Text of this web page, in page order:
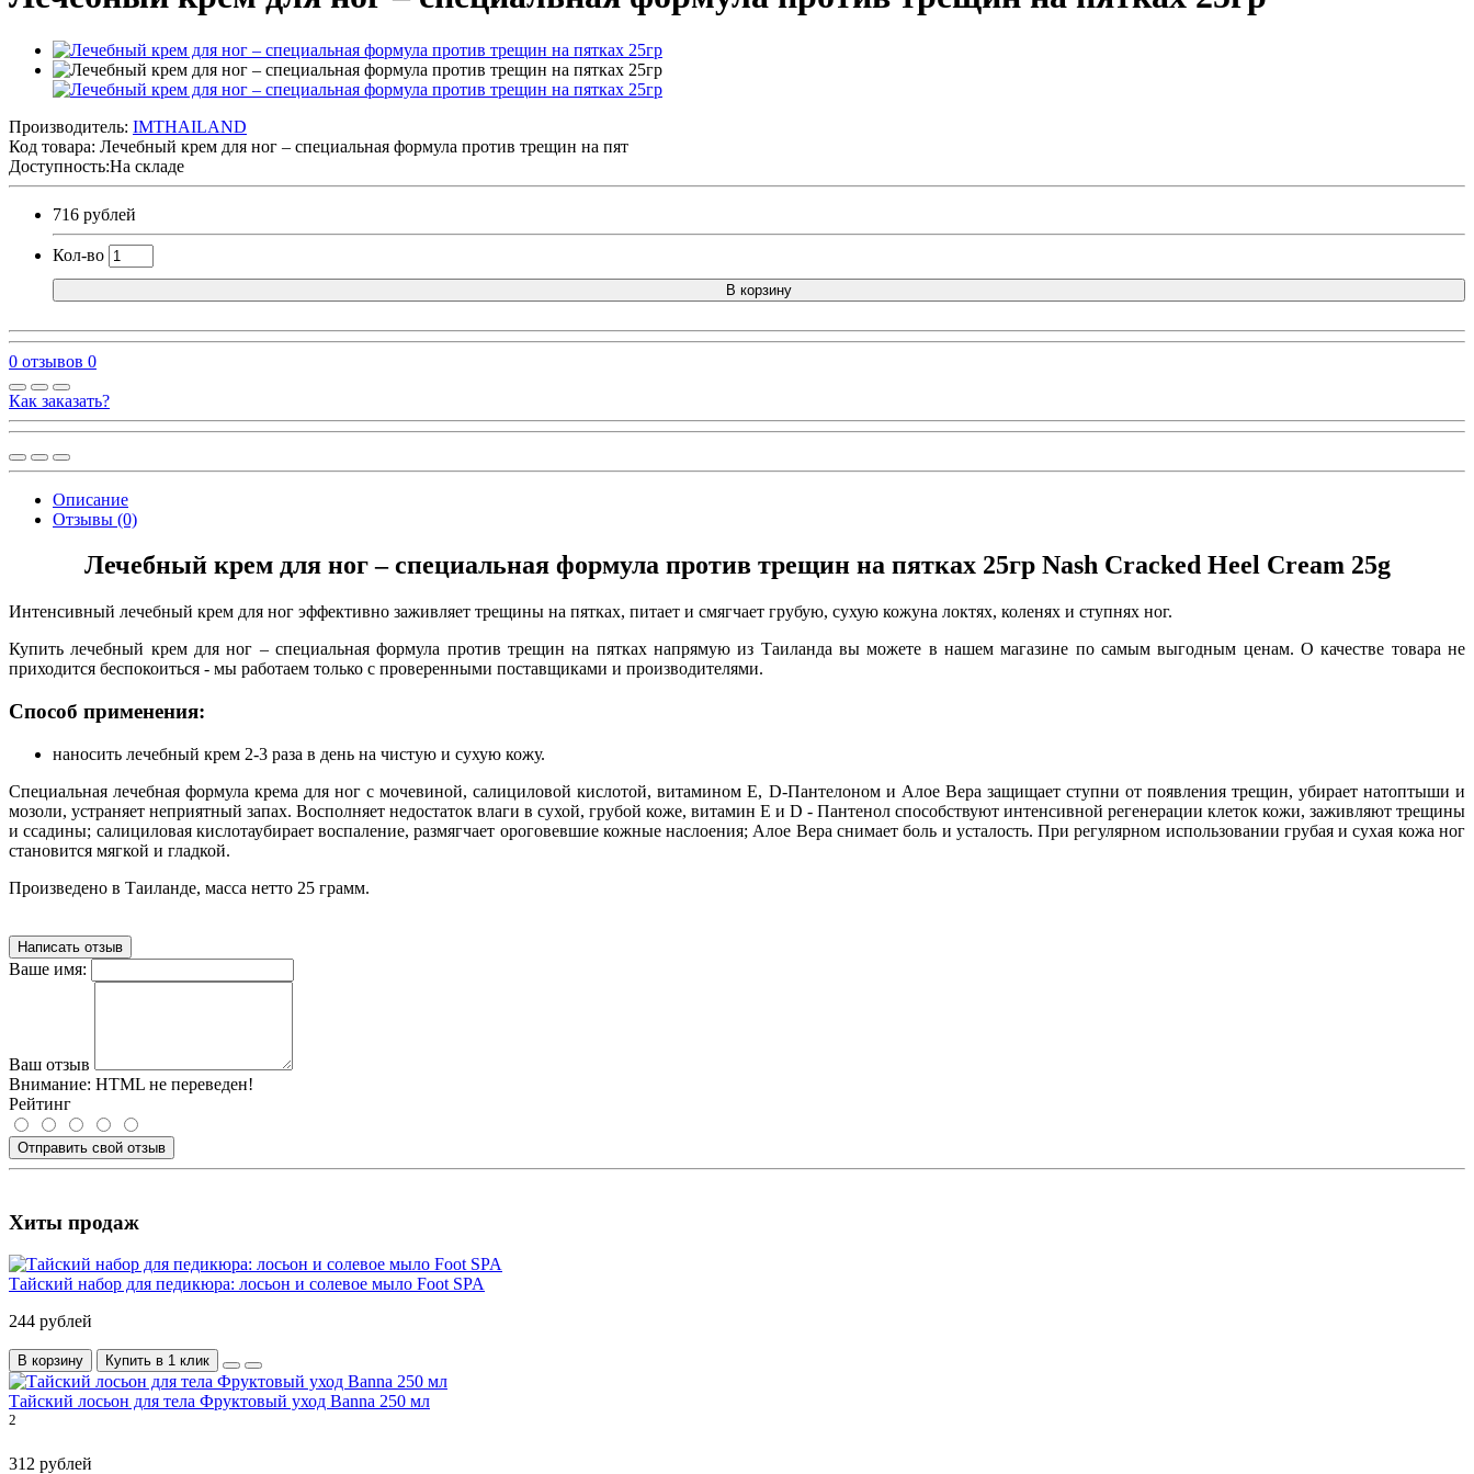
Производитель: IMTHAILAND
Код товара: Лечебный крем для ног – специальная формула против трещин на пят
Доступность:На складе
716 рублей
Кол-во
В корзину
0 отзывов 0
Как заказать?
Описание
Отзывы (0)
Лечебный крем для ног – специальная формула против трещин на пятках 25гр Nash Cracked Heel Cream 25g
Интенсивный лечебный крем для ног эффективно заживляет трещины на пятках, питает и смягчает грубую, сухую кожуна локтях, коленях и ступнях ног.
Купить лечебный крем для ног – специальная формула против трещин на пятках напрямую из Таиланда вы можете в нашем магазине по самым выгодным ценам. О качестве товара не
приходится беспокоиться - мы работаем только с проверенными поставщиками и производителями.
Способ применения:
наносить лечебный крем 2-3 раза в день на чистую и сухую кожу.
Специальная лечебная формула крема для ног с мочевиной, салициловой кислотой, витамином Е, D-Пантелоном и Алое Вера защищает ступни от появления трещин, убирает натоптыши и
мозоли, устраняет неприятный запах. Восполняет недостаток влаги в сухой, грубой коже, витамин Е и D - Пантенол cпособствуют интенсивной регенерации клеток кожи, заживляют трещины
и ссадины; салициловая кислотаубирает воспаление, размягчает ороговевшие кожные наслоения; Алое Вера снимает боль и усталость. При регулярном использовании грубая и сухая кожа ног
становится мягкой и гладкой.
Произведено в Таиланде, масса нетто 25 грамм.
Написать отзыв
Ваше имя:
Ваш отзыв
Внимание: HTML не переведен!
Рейтинг
Отправить свой отзыв
Хиты продаж
Тайский набор для педикюра: лосьон и солевое мыло Foot SPA
244 рублей
В корзину Купить в 1 клик
Тайский лосьон для тела Фруктовый уход Banna 250 мл
2
312 рублей